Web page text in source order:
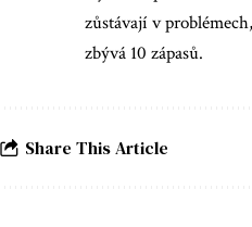
zůstávají v
zbývá 10 zápasů.
Share This Article